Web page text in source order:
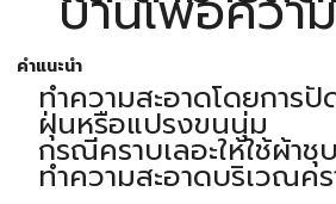
คำแนะนำ
ทำความสะอาดโดยการ
ฝุ่นหรือแปรงขนนุ่ม
กรณีคราบเลอะให้ใช้ผ้าชุ
ทำความสะอาดบริเวณค